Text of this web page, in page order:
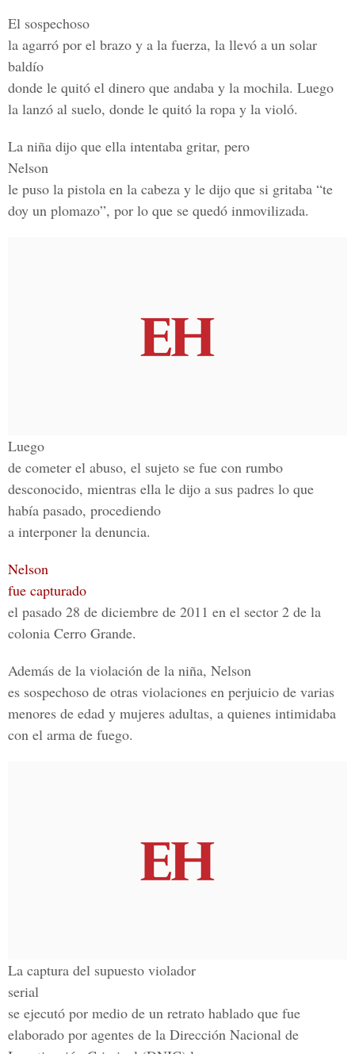
El sospechoso
la agarró por el brazo y a la fuerza, la llevó a un solar
baldío
donde le quitó el dinero que andaba y la mochila. Luego
la lanzó al suelo, donde le quitó la ropa y la violó.
La niña dijo que ella intentaba gritar, pero
Nelson
le puso la pistola en la cabeza y le dijo que si gritaba “te
doy un plomazo”, por lo que se quedó inmovilizada.
Luego
de cometer el abuso, el sujeto se fue con rumbo
desconocido, mientras ella le dijo a sus padres lo que
había pasado, procediendo
a interponer la denuncia.
Nelson
fue capturado
el pasado 28 de diciembre de 2011 en el sector 2 de la
colonia Cerro Grande.
Además de la violación de la niña, Nelson
es sospechoso de otras violaciones en perjuicio de varias
menores de edad y mujeres adultas, a quienes intimidaba
con el arma de fuego.
La captura del supuesto violador
serial
se ejecutó por medio de un retrato hablado que fue
elaborado por agentes de la Dirección Nacional de